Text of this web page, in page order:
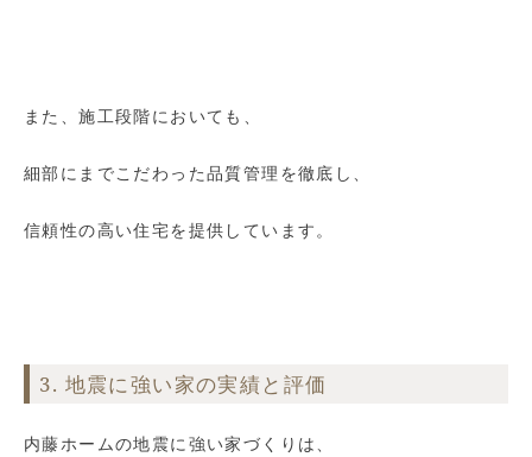
また、施工段階においても、
細部にまでこだわった品質管理を徹底し、
信頼性の高い住宅を提供しています。
3. 地震に強い家の実績と評価
内藤ホームの地震に強い家づくりは、